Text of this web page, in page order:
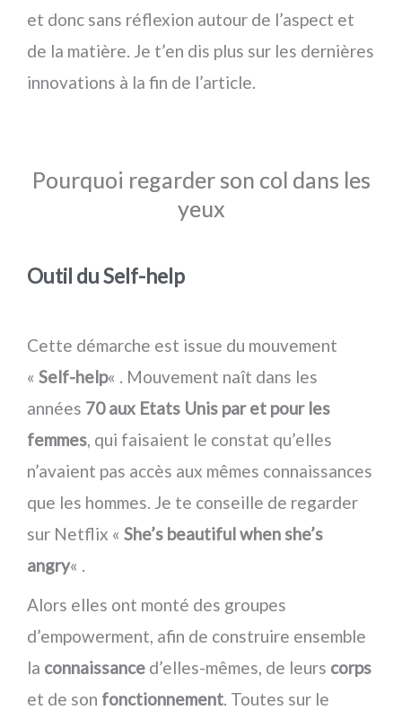
et donc sans réflexion autour de l’aspect et
de la matière. Je t’en dis plus sur les dernières
innovations à la fin de l’article.
Pourquoi regarder son col dans les
yeux
Outil du Self-help
Cette démarche est issue du mouvement
« Self-help« . Mouvement naît dans les
années 70 aux Etats Unis par et pour les
femmes , qui faisaient le constat qu’elles
n’avaient pas accès aux mêmes connaissances
que les hommes. Je te conseille de regarder
sur Netflix « She’s beautiful when she’s
angry« .
Alors elles ont monté des groupes
d’empowerment, afin de construire ensemble
la connaissance d’elles-mêmes, de leurs corps
et de son fonctionnement. Toutes sur le